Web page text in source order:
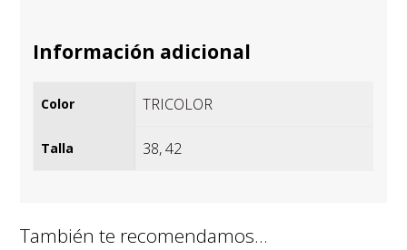
Información adicional
Color TRICOLOR
Talla 38,42
También te recomendamos…